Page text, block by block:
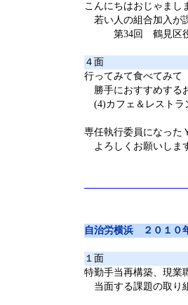
こんにちはおじゃまし
若い人の組合加入が
第34回 鶴見区役
４面
行ってみて食べてみて
勝手におすすめする
(4)カフェ＆レスト
専任執行委員になった
よろしくお願いしま
自治労横浜 ２０１０
１面
特勤手当再構築、現業
当面する課題の取り